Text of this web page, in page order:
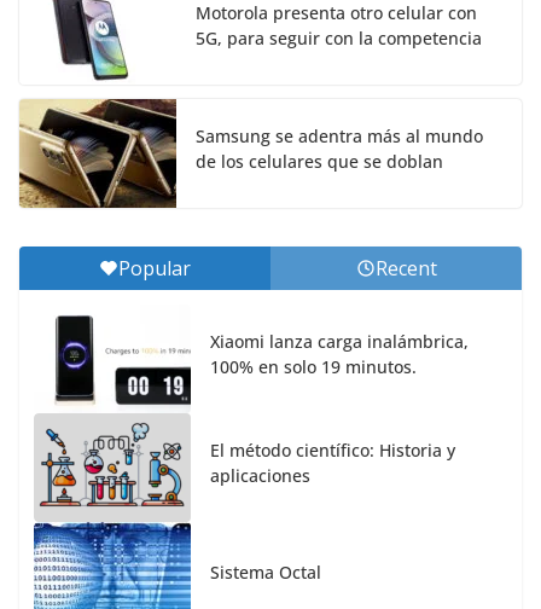
Motorola presenta otro celular con
5G, para seguir con la competencia
Samsung se adentra más al mundo
de los celulares que se doblan
Popular Recent
Xiaomi lanza carga inalámbrica,
100% en solo 19 minutos.
El método científico: Historia y
aplicaciones
Sistema Octal